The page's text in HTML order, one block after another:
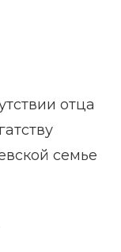
отца
семье